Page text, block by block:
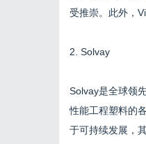
受推崇。此外，
2. Solvay
Solvay是全球领
性能工程塑料的
于可持续发展，